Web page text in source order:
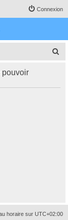
Connexion
h
pouvoir
horaire sur UTC+02:00